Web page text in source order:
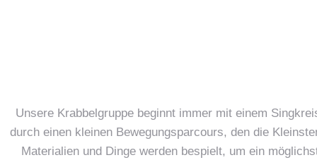
Unsere Krabbelgruppe beginnt immer mit einem
durch einen kleinen Bewegungsparcours, den die
Materialien und Dinge werden bespielt, um ein